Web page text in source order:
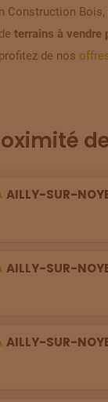
terrains à vendre
de nos
AILLY-SUR-
AILLY-SUR-
AILLY-SUR-